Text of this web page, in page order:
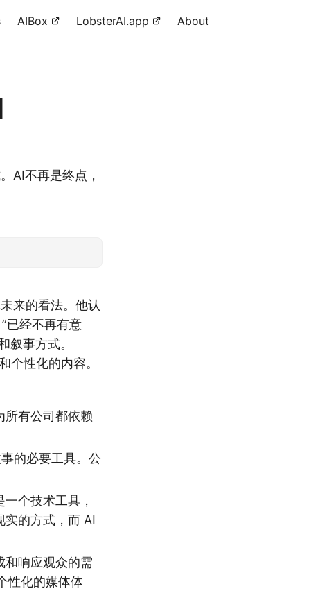
AIBox LobsterAI.app About
AI不再是终点，
来的看法。他认
已经不再有意
叙事方式。
个性化的内容。
所有公司都依赖
的必要工具。公
个技术工具，
实的方式，而 AI
和响应观众的需
性化的媒体体